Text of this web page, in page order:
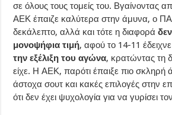
σε όλους τους τομείς του. Βγαίνοντας
ΑΕΚ έπαιζε καλύτερα στην άμυνα, ο
δεκάλεπτο, αλλά και τότε η διαφορά
μονοψήφια τιμή, αφού το 14-11 έδειχνε
την εξέλιξη του αγώνα, κρατώντας τη
είχε. Η ΑΕΚ, παρότι έπαιξε πιο σκληρή
άστοχα σουτ και κακές επιλογές στην
ότι δεν έχει ψυχολογία για να γυρίσει